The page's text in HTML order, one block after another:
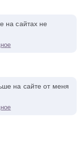
на сайтах не
на сайте от меня